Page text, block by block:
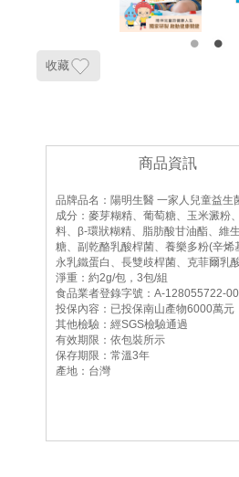
收藏
商品資訊
品牌品名：陽明生醫 一家人兒童益生
成分：麥芽糊精、葡萄糖、玉米澱粉
料、β-環狀糊精、脂肪酸甘油酯、維
糖、副乾酪乳酸桿菌、養樂多粉(辛
永乳鐵蛋白、長雙歧桿菌、克菲爾乳
淨重：約2g/包，3包/組
食品業者登錄字號：A-128055722-
投保內容：已投保南山產物6000萬元
其他檢驗：經SGS檢驗通過
有效期限：依包裝所示
保存期限：常溫3年
產地：台灣